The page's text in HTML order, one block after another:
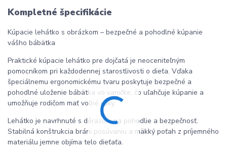
Kompletné špecifikácie
Kúpacie lehátko s obrázkom – bezpečné a pohodlné kúpanie
vášho bábätka
Praktické kúpacie lehátko pre dojčatá je neoceniteľným
pomocníkom pri každodennej starostlivosti o dieťa. Vďaka
špeciálnemu ergonomickému tvaru poskytuje bezpečné a
pohodlné uloženie bábätka vo vaničke, čo uľahčuje kúpanie a
umožňuje rodičom mať voľné ruky.
Lehátko je navrhnuté s dôrazom na pohodlie a bezpečnosť.
Stabilná konštrukcia bráni posúvaniu a mäkký poťah z príjemného
materiálu jemne objíma telo dieťaťa.